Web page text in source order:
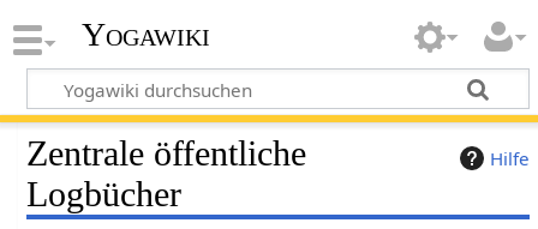
Yogawiki
Hilfe
Zentrale öffentliche
Logbücher